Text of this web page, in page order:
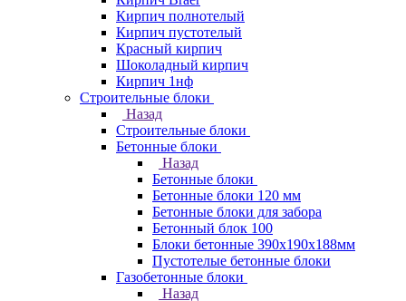
Кирпич полнотелый
Кирпич пустотелый
Красный кирпич
Шоколадный кирпич
Кирпич 1нф
Строительные блоки
Назад
Строительные блоки
Бетонные блоки
Назад
Бетонные блоки
Бетонные блоки 120 мм
Бетонные блоки для забора
Бетонный блок 100
Блоки бетонные 390х190х188мм
Пустотелые бетонные блоки
Газобетонные блоки
Назад